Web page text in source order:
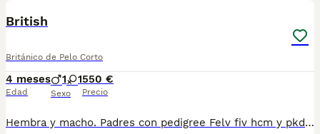
British
Británico de Pelo Corto
4 meses
Edad
1 1
Sexo
550 €
Precio
Hembra y macho. Padres con pedigree Felv fiv hcm y pkd negativos. Muy cariñosos. Listos para entregar.